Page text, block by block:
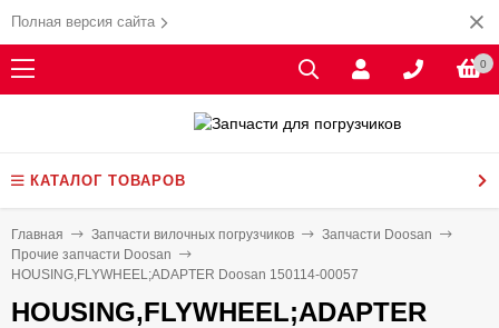
Полная версия сайта
0
КАТАЛОГ ТОВАРОВ
Главная Запчасти вилочных погрузчиков
Запчасти Doosan
Прочие запчасти Doosan
HOUSING,FLYWHEEL;ADAPTER Doosan 150114-00057
HOUSING,FLYWHEEL;ADAPTER